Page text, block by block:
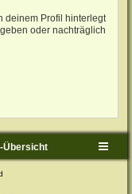
deinem Profil hinterlegt
oder nachträglich
Übersicht